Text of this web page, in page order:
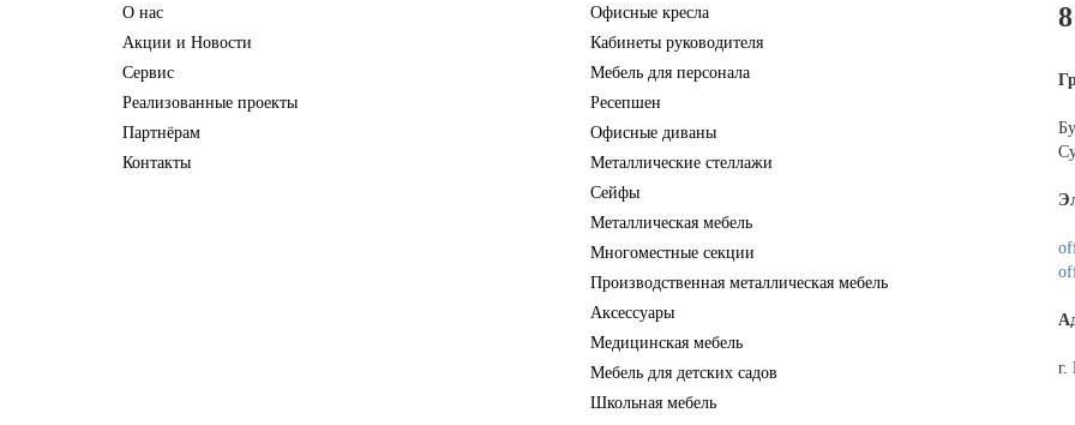
О нас
Акции и Новости
Сервис
Реализованные проекты
Партнёрам
Контакты
Офисные кресла
Кабинеты руководителя
Мебель для персонала
Ресепшен
Офисные диваны
Металлические стеллажи
Сейфы
Металлическая мебель
Многоместные секции
Производственная металлическая мебель
Аксессуары
Медицинская мебель
Мебель для детских садов
Школьная мебель
г.